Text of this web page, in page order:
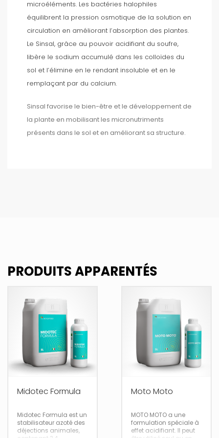
microéléments. Les bactéries halophiles
équilibrent la pression osmotique de la solution en
circulation en améliorant l’absorption des plantes.
Le Sinsal, grâce au pouvoir acidifiant du soufre,
libère le sodium accumulé dans les colloïdes du
sol et l’élimine en le rendant insoluble et en le
remplaçant par du calcium.
Sinsal favorise le bien-être et le développement de
la plante en mobilisant les micronutriments
présents dans le sol et en améliorant sa structure.
PRODUITS APPARENTÉS
Midotec Formula
Midotec Formula est un
stabilisateur azoté des
déjections animales,
Moto Moto
MOTO MOTO a une
formulation spéciale à
effet acidifiant. Il peut